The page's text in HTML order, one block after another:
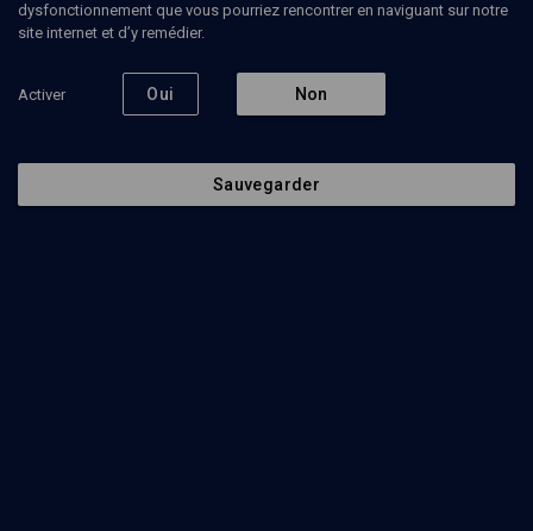
dysfonctionnement que vous pourriez rencontrer en naviguant sur notre
site internet et d’y remédier.
Activer Oui Non
Sauvegarder